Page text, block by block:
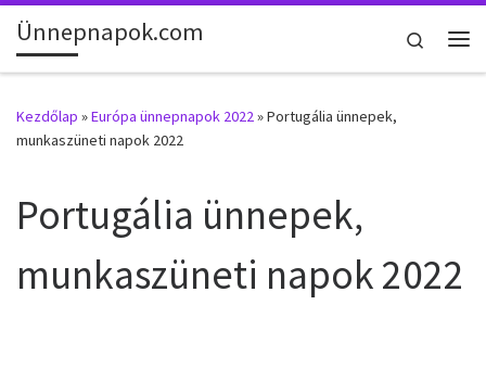
Skip to content
Ünnepnapok.com
Search
Kezdőlap »Európa ünnepnapok 2022»Portugália ünnepek,
munkaszüneti napok 2022
Portugália ünnepek,
munkaszüneti napok 2022